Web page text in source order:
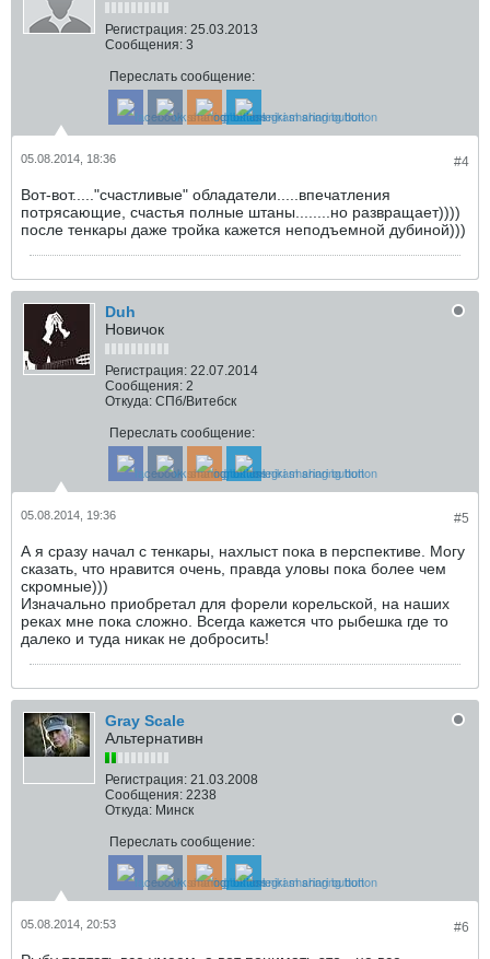
Регистрация: 25.03.2013
Сообщения: 3
Переслать сообщение:
#4
05.08.2014, 18:36
Вот-вот....."счастливые" обладатели.....впечатления
потрясающие, счастья полные штаны........но развращает))))
после тенкары даже тройка кажется неподъемной дубиной)))
Duh
Новичок
Регистрация: 22.07.2014
Сообщения: 2
Откуда: СПб/Витебск
Переслать сообщение:
#5
05.08.2014, 19:36
А я сразу начал с тенкары, нахлыст пока в перспективе. Могу
сказать, что нравится очень, правда уловы пока более чем
скромные)))
Изначально приобретал для форели корельской, на наших
реках мне пока сложно. Всегда кажется что рыбешка где то
далеко и туда никак не добросить!
Gray Scale
Альтернативн
Регистрация: 21.03.2008
Сообщения: 2238
Откуда: Минск
Переслать сообщение:
#6
05.08.2014, 20:53